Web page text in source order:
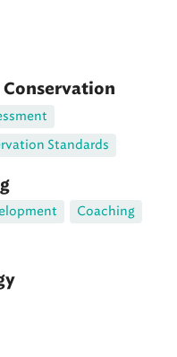
Conservation
Standards
Coaching